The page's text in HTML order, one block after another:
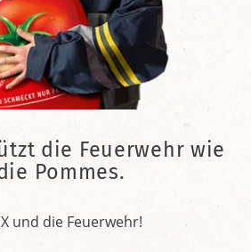
die Feuerwehr wie
Pommes.
und die Feuerwehr!